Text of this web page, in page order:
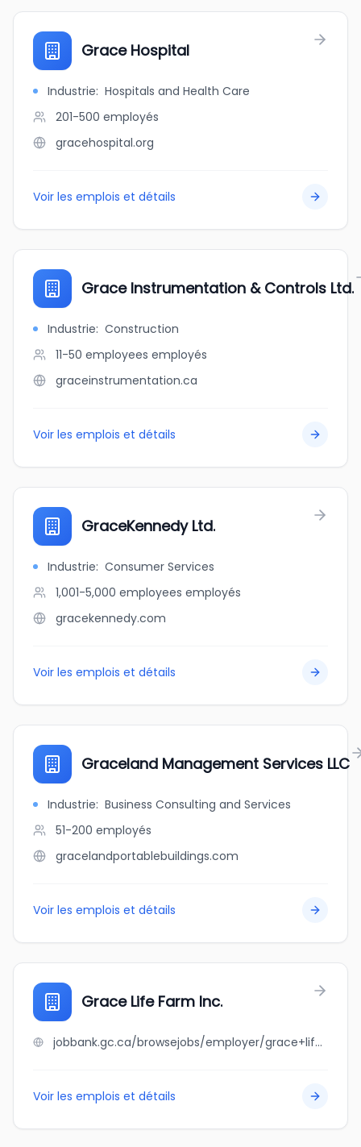
Grace Hospital
Industrie: Hospitals and Health Care
201-500 employés
gracehospital.org
Voir les emplois et détails
Grace Instrumentation & Controls Ltd.
Industrie: Construction
11-50 employees employés
graceinstrumentation.ca
Voir les emplois et détails
GraceKennedy Ltd.
Industrie: Consumer Services
1,001-5,000 employees employés
gracekennedy.com
Voir les emplois et détails
Graceland Management Services LLC
Industrie: Business Consulting and Services
51-200 employés
gracelandportablebuildings.com
Voir les emplois et détails
Grace Life Farm Inc.
jobbank.gc.ca/browsejobs/employer/grace+life+farm+inc./ca
Voir les emplois et détails